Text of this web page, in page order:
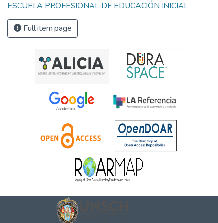
ESCUELA PROFESIONAL DE EDUCACIÓN INICIAL
Full item page